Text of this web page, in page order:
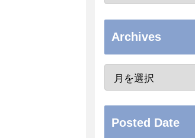
Archives
Posted Date